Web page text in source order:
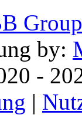
by:
-
|